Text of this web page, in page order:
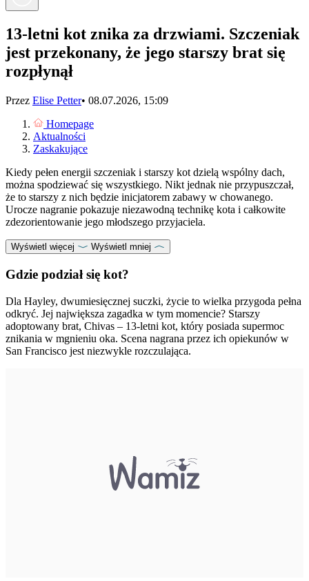
13-letni kot znika za drzwiami. Szczeniak
jest przekonany, że jego starszy brat się
rozpłynął
Przez Elise Petter• 08.07.2026, 15:09
Homepage
Aktualności
Zaskakujące
Kiedy pełen energii szczeniak i starszy kot dzielą wspólny dach,
można spodziewać się wszystkiego. Nikt jednak nie przypuszczał,
że to starszy z nich będzie inicjatorem zabawy w chowanego.
Urocze nagranie pokazuje niezawodną technikę kota i całkowite
zdezorientowanie jego młodszego przyjaciela.
Wyświetl więcej Wyświetl mniej
Gdzie podział się kot?
Dla Hayley, dwumiesięcznej suczki, życie to wielka przygoda pełna
odkryć. Jej największa zagadka w tym momencie? Starszy
adoptowany brat, Chivas – 13-letni kot, który posiada supermoc
znikania w mgnieniu oka. Scena nagrana przez ich opiekunów w
San Francisco jest niezwykle rozczulająca.